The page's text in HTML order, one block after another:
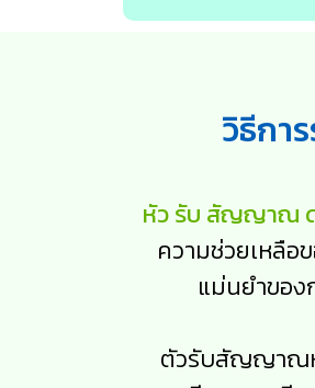
วิธีกา
หัว รับ สัญญาณ
ความช่วยเหลือ
แม่นยำขอ
ตัวรับสัญญาณหั